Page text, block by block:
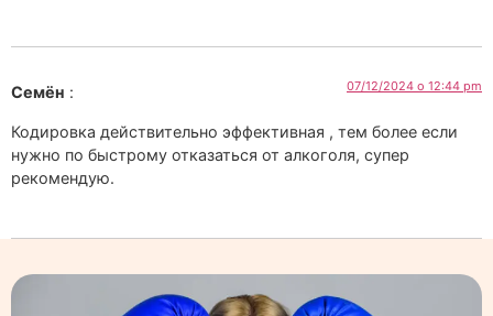
Семён : 07/12/2024 о 12:44 pm
Кодировка действительно эффективная , тем более если
нужно по быстрому отказаться от алкоголя, супер
рекомендую.